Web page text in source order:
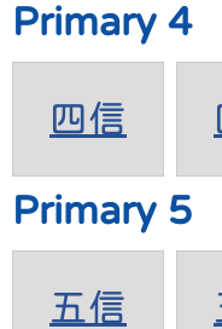
Primary 4
四信
Primary 5
五信